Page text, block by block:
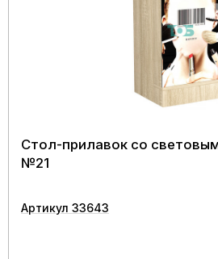
Стол-прилавок со
№21
Артикул 33643